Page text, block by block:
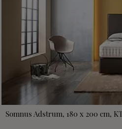
Somnus Adstrum, 180 x 200 cm,